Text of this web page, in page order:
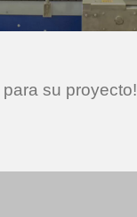
su proyecto!